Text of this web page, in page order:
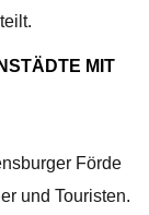
MIT
Förde
und Touristen.